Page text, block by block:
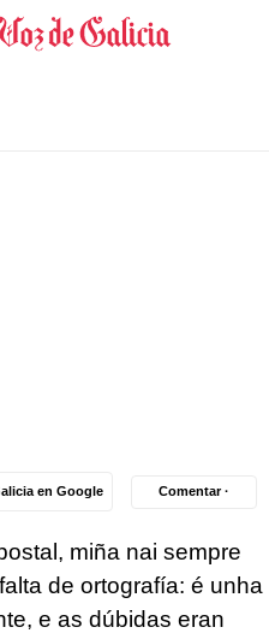
en Google Comentar ·
miña nai sempre
de ortografía: é unha
e as dúbidas eran